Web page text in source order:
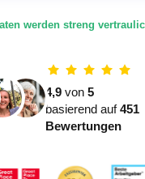
werden streng
4,9 von 5
basierend auf 451
Bewertungen